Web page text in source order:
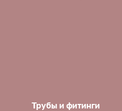
Трубы и фитинги